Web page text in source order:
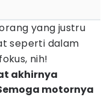
yang justru
seperti dalam
nih!
akhirnya
motornya